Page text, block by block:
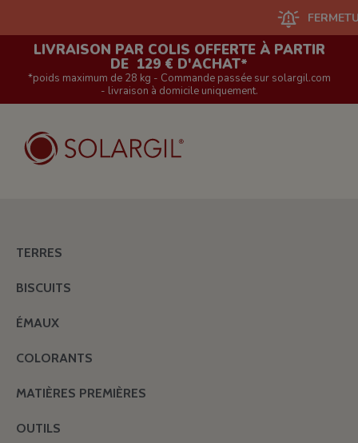
LIVRAISON PAR COLIS OFFERTE À PARTIR
DE 129 € D'ACHAT*
*poids maximum de 28 kg - Commande passée sur solargil.com
- livraison à domicile uniquement.
TERRES
BISCUITS
ÉMAUX
COLORANTS
MATIÈRES PREMIÈRES
OUTILS